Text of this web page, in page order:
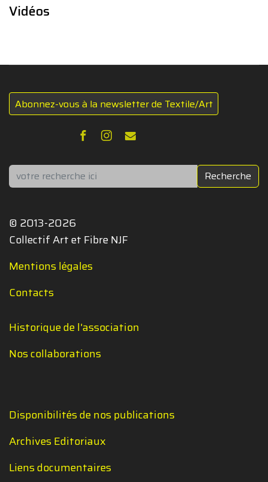
Vidéos
Abonnez-vous à la newsletter de Textile/Art
Rechercher Recherche
© 2013-2026
Collectif Art et Fibre NJF
Mentions légales
Contacts
Historique de l'association
Nos collaborations
Disponibilités de nos publications
Archives Editoriaux
Liens documentaires